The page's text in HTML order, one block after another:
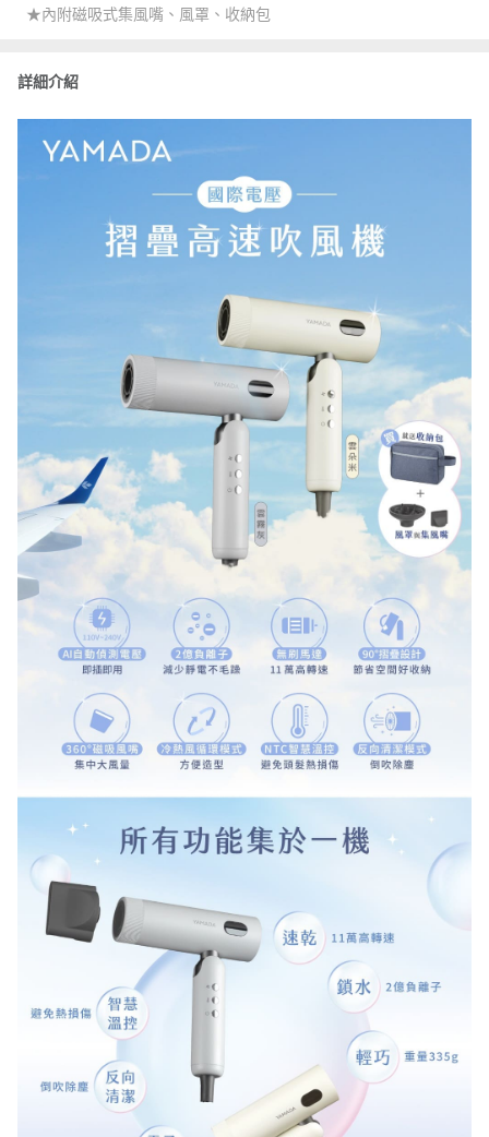
★內附磁吸式集風嘴、風罩、收納包
詳細介紹